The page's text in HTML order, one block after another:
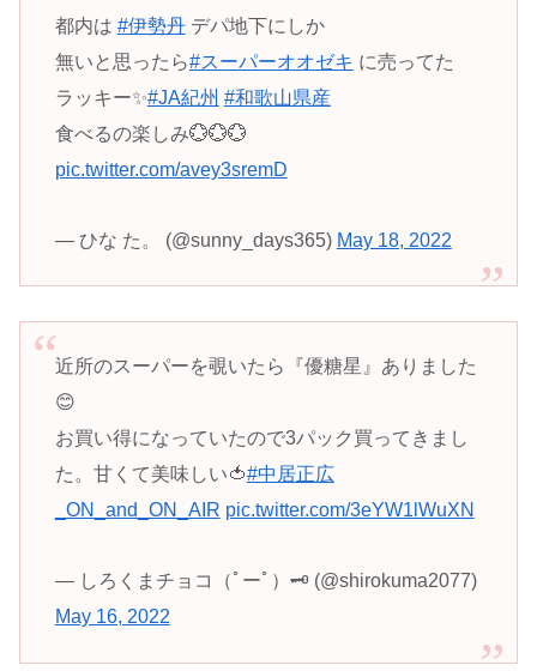
都内は #伊勢丹デパ地下にしか
無いと思ったら#スーパーオオゼキ に売ってた
ラッキー✨#JA紀州 #和歌山県産
食べるの楽しみ💮💮💮
pic.twitter.com/avey3sremD
— ひな た。 (@sunny_days365) May 18, 2022
近所のスーパーを覗いたら『優糖星』ありました
😊
お買い得になっていたので3パック買ってきまし
た。甘くて美味しい🍅#中居正広
_ON_and_ON_AIR pic.twitter.com/3eYW1lWuXN
— しろくまチョコ（ﾟーﾟ）🗝 (@shirokuma2077)
May 16, 2022